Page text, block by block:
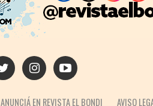
ANUNCIÁ EN REVISTA EL BONDI AVISO